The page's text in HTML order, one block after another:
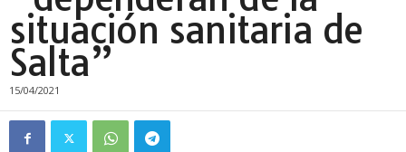
situación sanitaria de
Salta”
15/04/2021